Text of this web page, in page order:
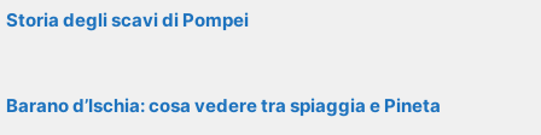
Storia degli scavi di Pompei
Barano d’Ischia: cosa vedere tra spiaggia e Pineta